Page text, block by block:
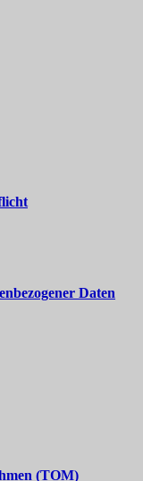
Daten
(TOM)